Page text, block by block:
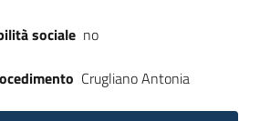
sociale no
Crugliano Antonia